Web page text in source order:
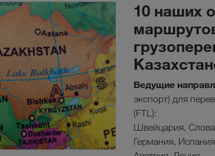
10 наших
Ведущие
экспорт) для
(FTL):
Швейцария,
Германия,